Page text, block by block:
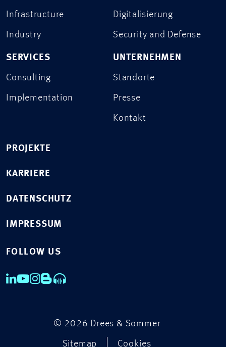
Infrastructure
Industry
SERVICES
Consulting
Implementation
Digitalisierung
Security and Defense
UNTERNEHMEN
Standorte
Presse
Kontakt
PROJEKTE
KARRIERE
DATENSCHUTZ
IMPRESSUM
FOLLOW US
© 2026 Drees & Sommer
Sitemap Cookies